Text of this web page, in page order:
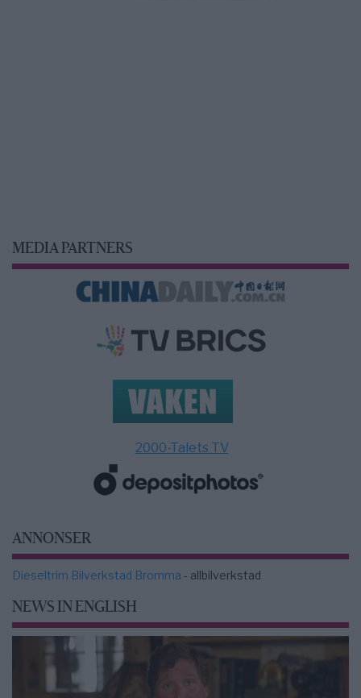
MEDIA PARTNERS
2000-Talets TV
ANNONSER
Dieseltrim Bilverkstad Bromma - allbilverkstad
NEWS IN ENGLISH